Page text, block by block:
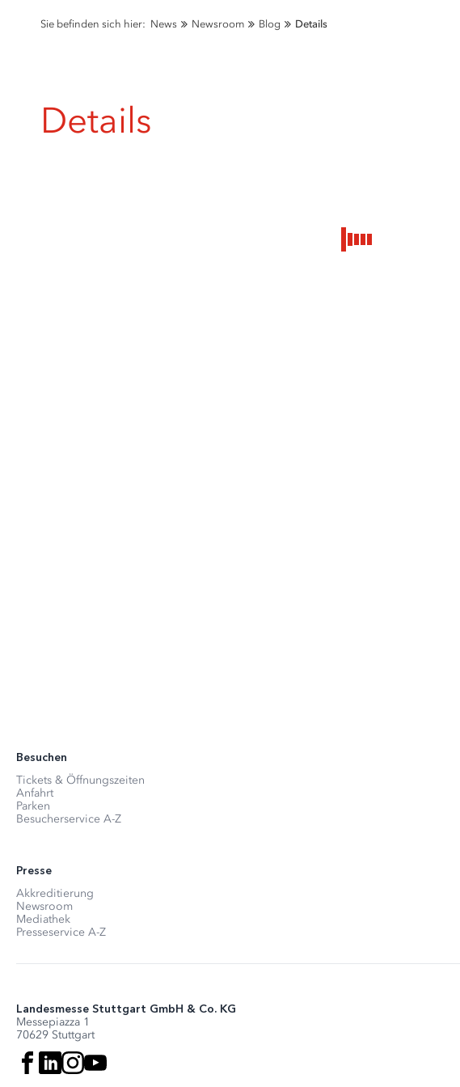
Sie befinden sich hier: News Newsroom Blog Details
Details
Besuchen
Tickets & Öffnungszeiten
Anfahrt
Parken
Besucherservice A-Z
Presse
Akkreditierung
Newsroom
Mediathek
Presseservice A-Z
Landesmesse Stuttgart GmbH & Co. KG
Messepiazza 1
70629 Stuttgart